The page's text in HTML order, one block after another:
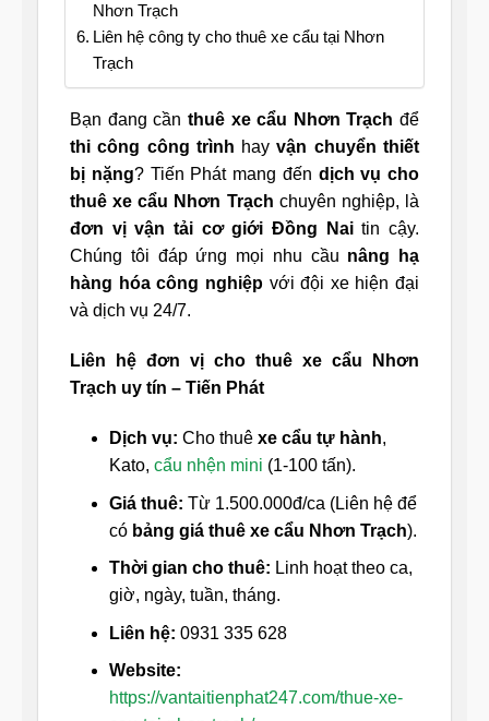
Nhơn Trạch
Liên hệ công ty cho thuê xe cẩu tại Nhơn
Trạch
Bạn đang cần thuê xe cẩu Nhơn Trạch để
thi công công trình hayvận chuyển thiết
bị nặng? Tiến Phát mang đến dịch vụ cho
thuê xe cẩu Nhơn Trạch chuyên nghiệp, là
đơn vị vận tải cơ giới Đồng Naitin cậy.
Chúng tôi đáp ứng mọi nhu cầu nâng hạ
hàng hóa công nghiệpvới đội xe hiện đại
và dịch vụ 24/7.
Liên hệ đơn vị cho thuê xe cẩu Nhơn
Trạch uy tín – Tiến Phát
Dịch vụ: Cho thuê xe cẩu tự hành,
Kato, cẩu nhện mini (1-100 tấn).
Giá thuê: Từ 1.500.000đ/ca (Liên hệ để
có bảng giá thuê xe cẩu Nhơn Trạch).
Thời gian cho thuê: Linh hoạt theo ca,
giờ, ngày, tuần, tháng.
Liên hệ: 0931 335 628
Website:
https://vantaitienphat247.com/thue-xe-